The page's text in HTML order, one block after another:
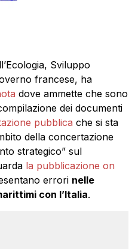
Sviluppo
francese, ha
dove ammette che sono
dei documenti
pubblica che si sta
della concertazione
strategico” sul
la pubblicazione on
errori nelle
con l’Italia.